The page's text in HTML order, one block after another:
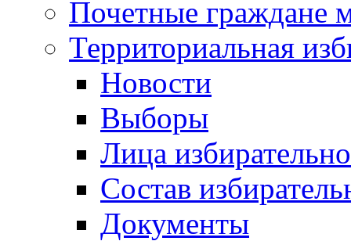
Почетные граждане
Территориальная
Новости
Выборы
Лица
Состав
Документы